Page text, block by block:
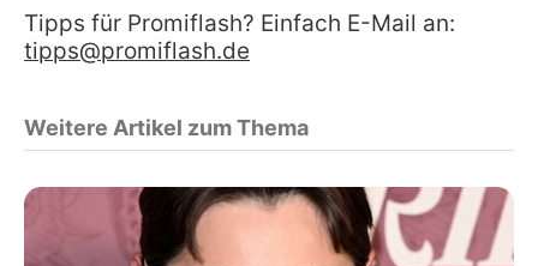
Tipps für Promiflash? Einfach E-Mail an:
tipps@promiflash.de
Weitere Artikel zum Thema